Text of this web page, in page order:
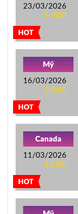
HOT
23/03/2026
14h00
HOT
Mỹ
16/03/2026
16h00
HOT
Canada
11/03/2026
11h00